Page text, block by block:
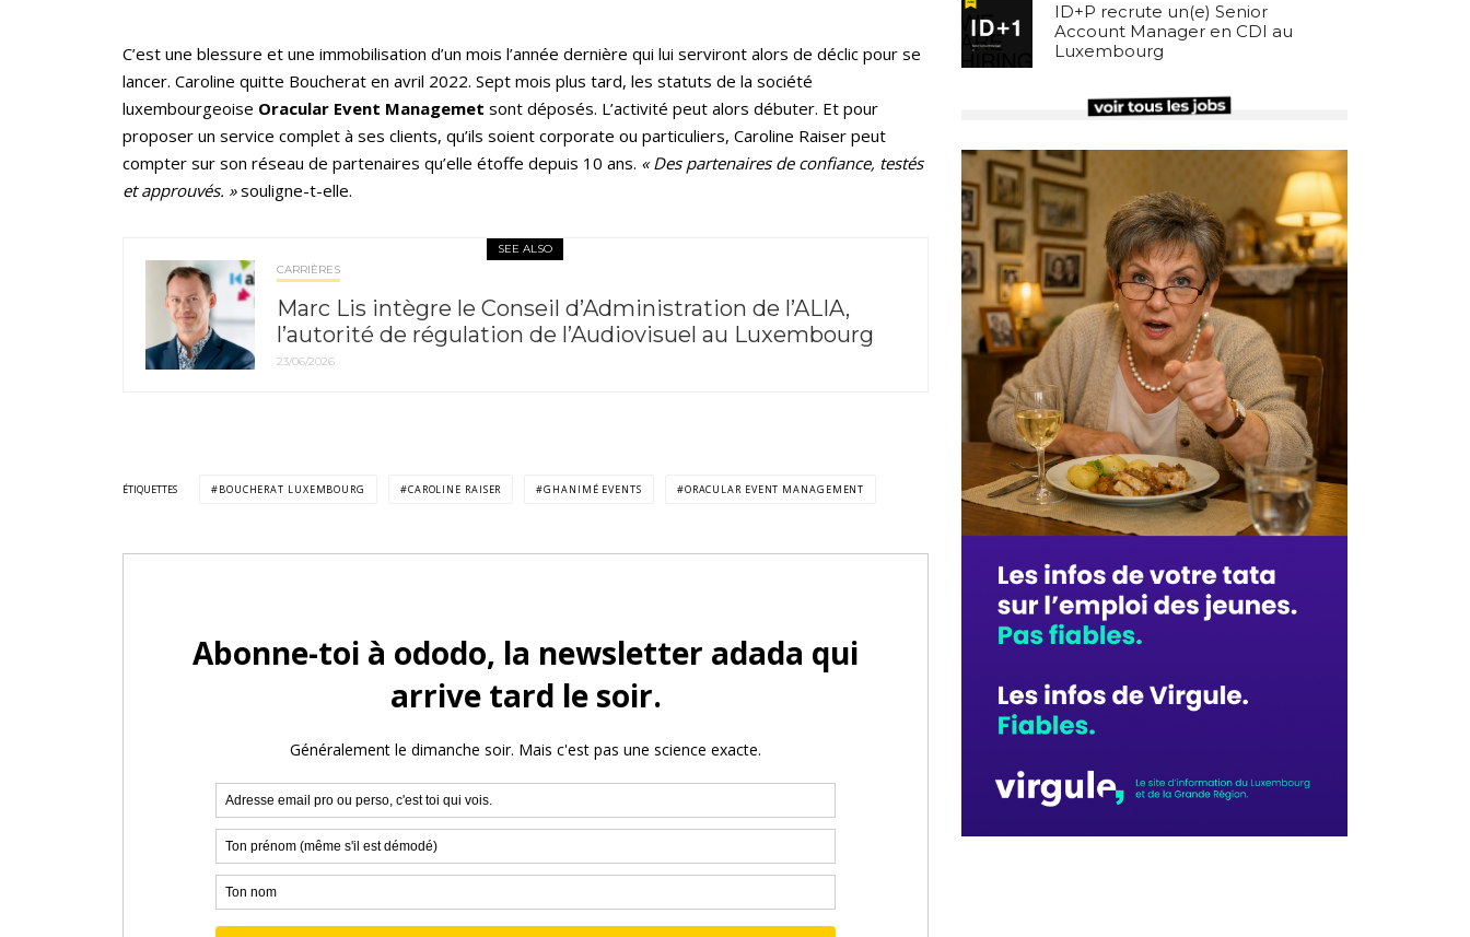
C’est une blessure et une immobilisation d’un mois l’année dernière qui lui serviront alors de déclic pour se
lancer. Caroline quitte Boucherat en avril 2022. Sept mois plus tard, les statuts de la société
luxembourgeoise Oracular Event Managemet sont déposés. L’activité peut alors débuter. Et pour
proposer un service complet à ses clients, qu’ils soient corporate ou particuliers, Caroline Raiser peut
compter sur son réseau de partenaires qu’elle étoffe depuis 10 ans. « Des partenaires de confiance, testés
et approuvés. »souligne-t-elle.
SEE ALSO
CARRIÈRES
Marc Lis intègre le Conseil d’Administration de l’ALIA,
l’autorité de régulation de l’Audiovisuel au Luxembourg
23/06/2026
ÉTIQUETTES BOUCHERAT LUXEMBOURG CAROLINE RAISER GHANIMÉ EVENTS ORACULAR EVENT MANAGEMENT
ID+P recrute un(e) Senior
Account Manager en CDI au
Luxembourg